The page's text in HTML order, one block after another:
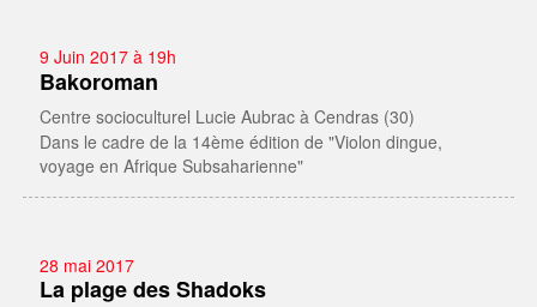
9 Juin 2017 à 19h
Bakoroman
Centre socioculturel Lucie Aubrac à Cendras (30)
Dans le cadre de la 14ème édition de "Violon dingue,
voyage en Afrique Subsaharienne"
28 mai 2017
La plage des Shadoks